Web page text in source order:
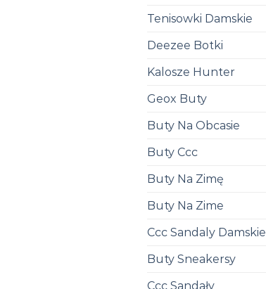
Tenisowki Damskie
Deezee Botki
Kalosze Hunter
Geox Buty
Buty Na Obcasie
Buty Ccc
Buty Na Zimę
Buty Na Zime
Ccc Sandaly Damskie
Buty Sneakersy
Ccc Sandały